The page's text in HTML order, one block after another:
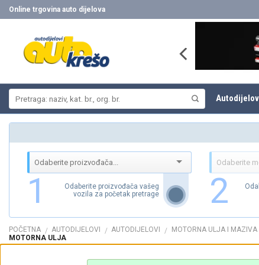
Skip
to
Online trgovina auto dijelova
1
Odaberite proizvođača vašeg
vozila za početak pretrage
2
POČETNA / AUTODIJELOVI / AUTODIJELOVI / MOTORNA ULJA I MAZIVA
MOTORNA ULJA